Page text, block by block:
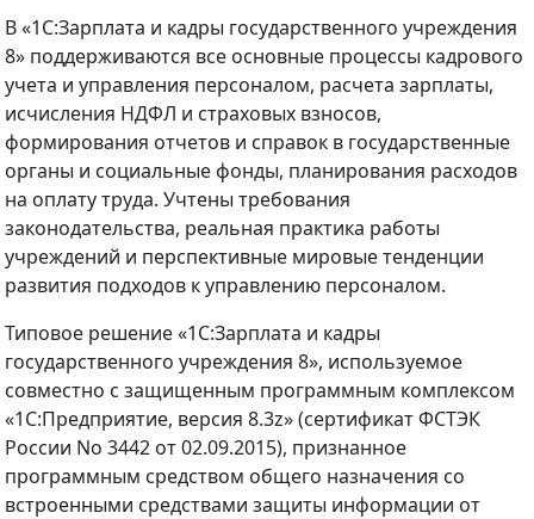
В «1С:Зарплата и кадры государственного учреждения
8» поддерживаются все основные процессы кадрового
учета и управления персоналом, расчета зарплаты,
исчисления НДФЛ и страховых взносов,
формирования отчетов и справок в государственные
органы и социальные фонды, планирования расходов
на оплату труда. Учтены требования
законодательства, реальная практика работы
учреждений и перспективные мировые тенденции
развития подходов к управлению персоналом.
Типовое решение «1С:Зарплата и кадры
государственного учреждения 8», используемое
совместно с защищенным программным комплексом
«1С:Предприятие, версия 8.3z» (сертификат ФСТЭК
России No 3442 от 02.09.2015), признанное
программным средством общего назначения со
встроенными средствами защиты информации от